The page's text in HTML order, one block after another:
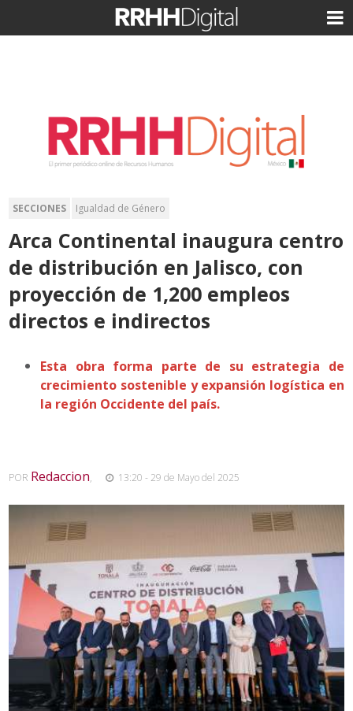
SECCIONES Igualdad de Género
Arca Continental inaugura centro
de distribución en Jalisco, con
proyección de 1,200 empleos
directos e indirectos
Esta obra forma parte de su estrategia de
crecimiento sostenible y expansión logística en
la región Occidente del país.
POR Redaccion, 13:20 - 29 de Mayo del 2025